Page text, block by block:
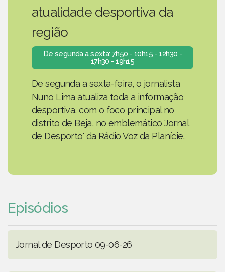
atualidade desportiva da
região
De segunda a sexta: 7h50 - 10h15 - 12h30 -
17h30 - 19h15
De segunda a sexta-feira, o jornalista
Nuno Lima atualiza toda a informação
desportiva, com o foco principal no
distrito de Beja, no emblemático 'Jornal
de Desporto' da Rádio Voz da Planície.
Episódios
Jornal de Desporto 09-06-26